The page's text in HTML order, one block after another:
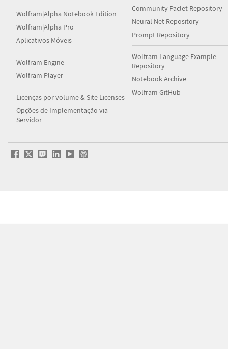
Wolfram|Alpha Notebook Edition
Wolfram|Alpha Pro
Aplicativos Móveis
Wolfram Engine
Wolfram Player
Licenças por volume & Site Licenses
Opções de Implementação via
Servidor
Community Paclet Repository
Neural Net Repository
Prompt Repository
Wolfram Language Example
Repository
Notebook Archive
Wolfram GitHub